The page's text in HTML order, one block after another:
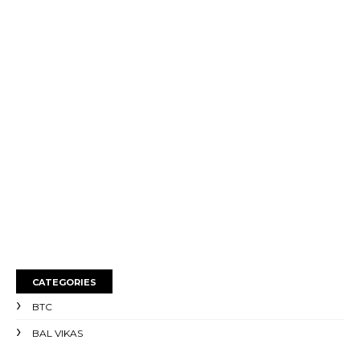
CATEGORIES
BTC
BAL VIKAS